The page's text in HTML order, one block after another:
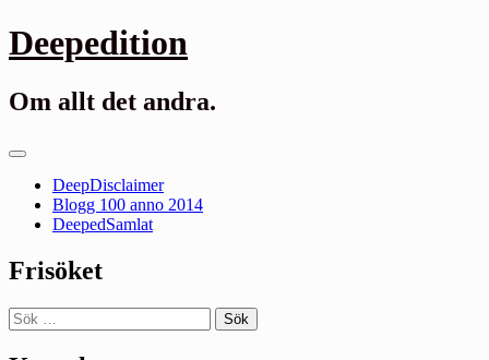
Gå
till
Deepedition
Om allt det andra.
Primär
DeepDisclaimer
Blogg 100 anno 2014
DeepedSamlat
Frisöket
Sök
efter: